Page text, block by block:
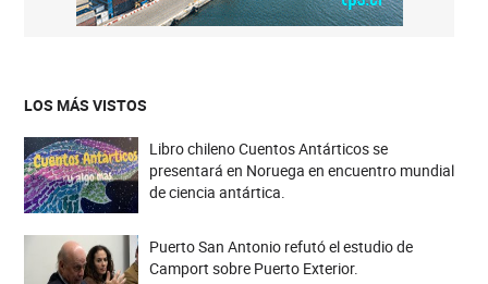
LOS MÁS VISTOS
Libro chileno Cuentos Antárticos se
presentará en Noruega en encuentro mundial
de ciencia antártica.
Puerto San Antonio refutó el estudio de
Camport sobre Puerto Exterior.